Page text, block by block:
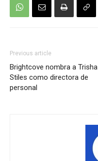
Previous article
Brightcove nombra a Trisha
Stiles como directora de
personal